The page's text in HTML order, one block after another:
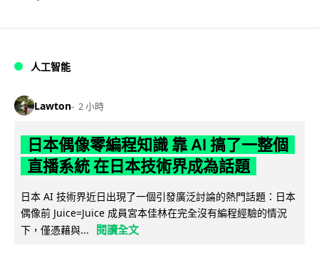
人工智能
Lawton 2 小時
日本偶像零編程知識 靠 AI 搞了一整個
直播系統 在日本技術界成為話題
日本 AI 技術界近日出現了一個引發廣泛討論的熱門話題：日本
偶像前 Juice=Juice 成員宮本佳林在完全沒有編程經驗的情況
下，僅憑藉與...
閱讀全文